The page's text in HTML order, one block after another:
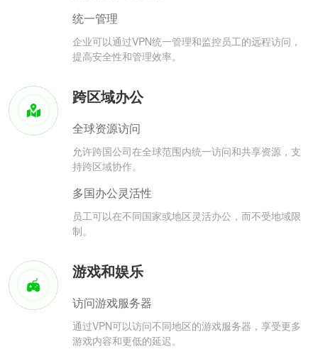
统一管理
企业可以通过VPN统一管理和监控员工的远程访问，
提高安全性和管理效率。
跨区域办公
全球资源访问
允许跨国公司在全球范围内统一访问和共享资源，支
持跨区域协作。
多国办公灵活性
员工可以在不同国家或地区灵活办公，而不受地域限
制。
游戏和娱乐
访问游戏服务器
通过VPN可以访问不同地区的游戏服务器，享受更多
游戏内容和更低的延迟。